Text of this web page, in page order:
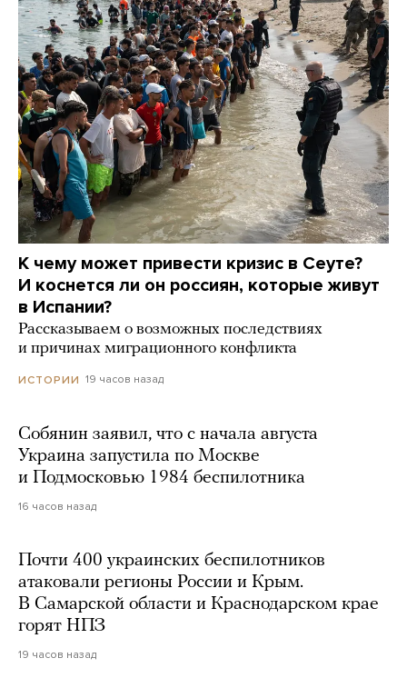
К чему может привести кризис в Сеуте?
И коснется ли он россиян, которые живут
в Испании?
Рассказываем о возможных последствиях
и причинах миграционного конфликта
ИСТОРИИ 19 часов назад
Собянин заявил, что с начала августа
Украина запустила по Москве
и Подмосковью 1984 беспилотника
16 часов назад
Почти 400 украинских беспилотников
атаковали регионы России и Крым.
В Самарской области и Краснодарском крае
горят НПЗ
19 часов назад